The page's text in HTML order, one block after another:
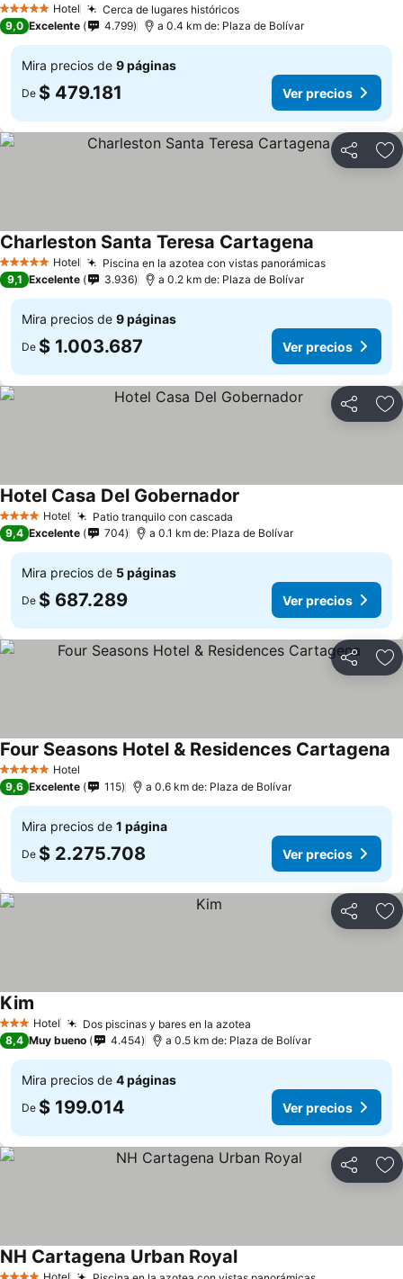
5 Estrellas Hotel Cerca de lugares históricos
9,0 Excelente 4.799 a 0.4 km de: Plaza de Bolívar
Mira precios de 9 páginas
De $ 479.181 Ver precios
Compartir
5 Estrellas Hotel Piscina en la azotea con vistas panorámicas
Charleston Santa Teresa Cartagena
9,1 Excelente 3.936 a 0.2 km de: Plaza de Bolívar
Mira precios de 9 páginas
De $ 1.003.687 Ver precios
Compartir
4 EstrellasHotel Patio tranquilo con cascada
Hotel Casa Del Gobernador
9,4 Excelente 704 a 0.1 km de: Plaza de Bolívar
Mira precios de 5 páginas
De $ 687.289 Ver precios
Compartir
5 Estrellas Hotel
Four Seasons Hotel & Residences Cartagena
9,6 Excelente 115 a 0.6 km de: Plaza de Bolívar
Mira precios de 1 página
De $ 2.275.708 Ver precios
Compartir
3 Estrellas
Hotel Dos piscinas y bares en la azotea
Kim
8,4 Muy bueno 4.454 a 0.5 km de: Plaza de Bolívar
Mira precios de 4 páginas
De $ 199.014 Ver precios
Compartir
Hotel
NH Cartagena Urban Royal